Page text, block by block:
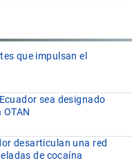
que impulsan el
sea designado
desarticulan una red
de cocaína